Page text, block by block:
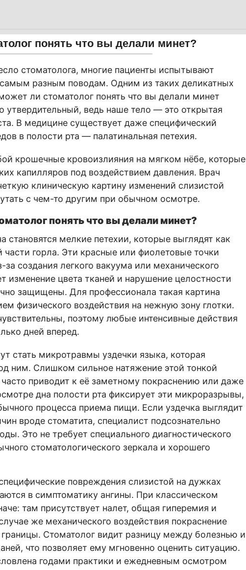
понять что вы делали минет?
стоматолога, многие пациенты испытывают
разным поводам. Одним из таких деликатных
ли стоматолог понять что вы делали минет
утвердительный, ведь наше тело — это открытая
В медицине существует даже специфический
в полости рта — палатинальная петехия.
крошечные кровоизлияния на мягком нёбе, которые
капилляров под воздействием давления. Врач
клиническую картину изменений слизистой
с чем-то другим при обычном осмотре.
понять что вы делали минет?
мелкие петехии, которые выглядят как
части горла. Эти красные или фиолетовые точки
создания легкого вакуума или механического
изменение цвета тканей и нарушение целостности
защищены. Для профессионала такая картина
физического воздействия на нежную зону глотки.
поэтому любые интенсивные действия
дней вперед.
стать микротравмы уздечки языка, которая
ним. Слишком сильное натяжение этой тонкой
приводит к её заметному покраснению или даже
дна полости рта фиксирует эти микроразрывы,
процесса приема пищи. Если уздечка выглядит
вроде стоматита, специалист подсознательно
Это не требует специального диагностического
стоматологического зеркала и хорошего
повреждения слизистой на дужках
в симптоматику ангины. При классическом
там присутствует налет, общая гиперемия и
же механического воздействия покраснение
Стоматолог видит разницу между болезнью и
что позволяет ему мгновенно оценить ситуацию.
годами практики и ежедневным осмотром